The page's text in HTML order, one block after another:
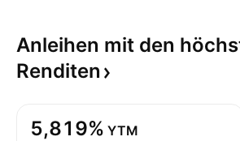
Anleihen mit den
Renditen
5,819% YTM